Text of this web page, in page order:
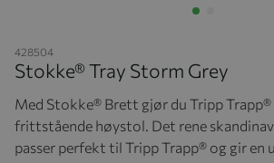
428504
Stokke® Tray Storm Grey
Med Stokke® Brett gjør du Tripp
frittstående høystol. Det rene
passer perfekt til Tripp Trapp® og gir en